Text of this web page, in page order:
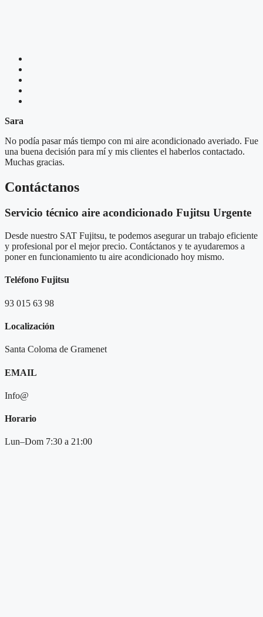
Sara
No podía pasar más tiempo con mi aire acondicionado averiado. Fue
una buena decisión para mí y mis clientes el haberlos contactado.
Muchas gracias.
Contáctanos
Servicio técnico aire acondicionado Fujitsu Urgente
Desde nuestro SAT Fujitsu, te podemos asegurar un trabajo eficiente
y profesional por el mejor precio. Contáctanos y te ayudaremos a
poner en funcionamiento tu aire acondicionado hoy mismo.
Teléfono Fujitsu
93 015 63 98
Localización
Santa Coloma de Gramenet
EMAIL
Info@
Horario
Lun–Dom 7:30 a 21:00